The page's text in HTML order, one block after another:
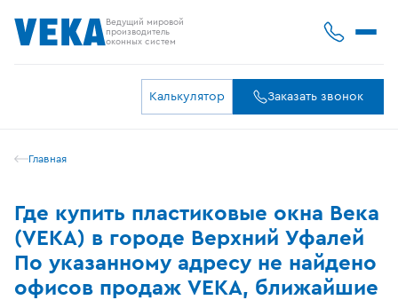
Ведущий мировой
производитель
оконных систем
Калькулятор Заказать звонок
Главная
Где купить пластиковые окна Века
(VEKA) в городе Верхний Уфалей
По указанному адресу не найдено
офисов продаж VEKA, ближайшие